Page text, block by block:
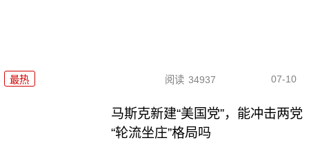
最热 阅读 34937 07-10
马斯克新建“美国党”，能冲击两党
“轮流坐庄”格局吗